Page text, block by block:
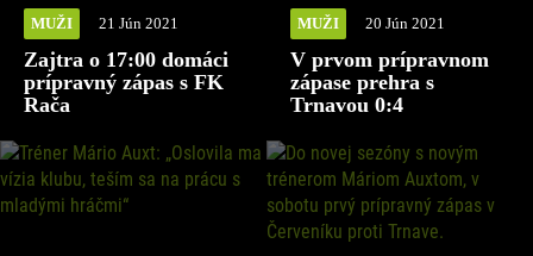
MUŽI 21 Jún 2021
Zajtra o 17:00 domáci
prípravný zápas s FK
Rača
MUŽI 20 Jún 2021
V prvom prípravnom
zápase prehra s
Trnavou 0:4